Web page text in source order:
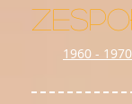
1960 - 1970